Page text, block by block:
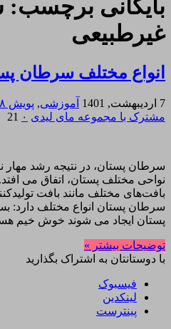
بایگانی برچسب:
غیرطبیعی
انواع مختلف سرطان
7 اردیبهشت, 1401 آموزشی, پویش ۱۳۹۸-پویش ملی
مشترک با مجموعه مای لیدی ۰ 21
سرطان پستان، در نتیجه رشد
نواحی مختلف پستان، اتفاق می
بافت‌های مختلف مانند بافت
سرطان پستان انواع مختلف دارد:
پستان ایجاد می شوند خوش خیم
توضیحات بیشتر »
با دوستانتان به اشتراک بگذارید
فیسبوک
لینکدین
پینترست